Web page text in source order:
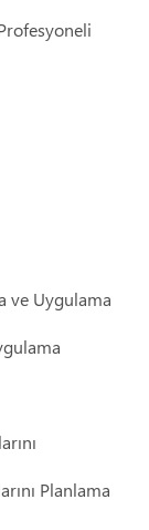
ve Uygulama
Planlama